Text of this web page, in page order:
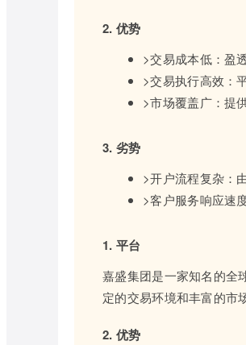
2. 优势
>交易成本低：盈
>交易执行高效：
>市场覆盖广：提
3. 劣势
>开户流程复杂：
>客户服务响应速
1. 平台
嘉盛集团是一家知名的全
定的交易环境和丰富的市
2. 优势